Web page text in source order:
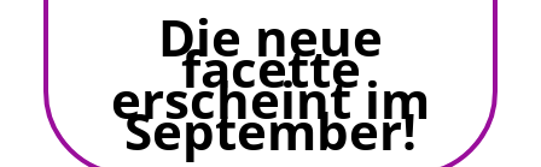
Die neue
facette
erscheint im
September!